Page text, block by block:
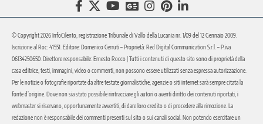
© Copyright 2026 InfoCilento, registrazione Tribunale di Vallo della Lucania nr. 1/09 del 12 Gennaio 2009.
Iscrizione al Roc: 41551. Editore: Domenico Cerruti – Proprietà: Red Digital Communication S.r.l. – P.iva
06134250650. Direttore responsabile: Ernesto Rocco | Tutti i contenuti di questo sito sono di proprietà della
casa editrice, testi, immagini, video o commenti, non possono essere utilizzati senza espressa autorizzazione.
Per le notizie o fotografie riportate da altre testate giornalistiche, agenzie o siti internet sarà sempre citata la
fonte d’origine. Dove non sia stato possibile rintracciare gli autori o aventi diritto dei contenuti riportati, i
webmaster si riservano, opportunamente avvertiti, di dare loro credito o di procedere alla rimozione. La
redazione non è responsabile dei commenti presenti sul sito o sui canali social. Non potendo esercitare un